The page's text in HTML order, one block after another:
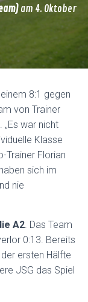
am 4. Oktober
8:1 gegen
von Trainer
„Es war nicht
Klasse
Trainer Florian
sich im
nie
A2. Das Team
0:13. Bereits
ersten Hälfte
JSG das Spiel